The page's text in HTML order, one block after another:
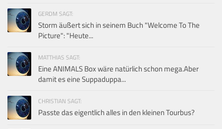
GERDM SAGT:
Storm äußert sich in seinem Buch "Welcome To The
Picture": "Heute...
MATTHIAS SAGT:
Eine ANIMALS Box wäre natürlich schon mega.Aber
damit es eine Suppaduppa...
CHRISTIAN SAGT:
Passte das eigentlich alles in den kleinen Tourbus?